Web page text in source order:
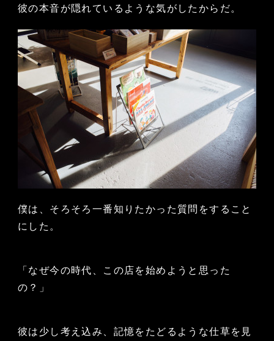
彼の本音が隠れているような気がしたからだ。
僕は、そろそろ一番知りたかった質問をすること
にした。
「なぜ今の時代、この店を始めようと思った
の？」
彼は少し考え込み、記憶をたどるような仕草を見